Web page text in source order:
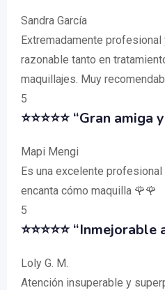
Sandra García
Extremadamente profesional
razonable tanto en
maquillajes. Muy
5
⭐⭐⭐⭐⭐ “Gran
Mapi Mengi
Es una excelente
encanta cómo maquilla 🌹🌹
5
⭐⭐⭐⭐⭐
Loly G. M.
Atención insuperable y